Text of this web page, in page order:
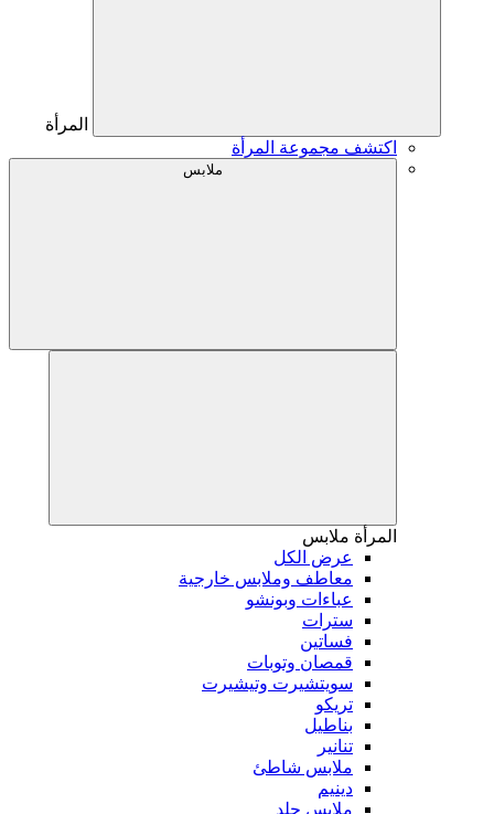
المرأة
اكتشف مجموعة المرأة
ملابس
المرأة ملابس
عرض الكل
معاطف وملابس خارجية
عباءات وبونشو
سترات
فساتين
قمصان وتوبات
سويتشيرت وتيشيرت
تريكو
بناطيل
تنانير
ملابس شاطئ
دينيم
ملابس جلد